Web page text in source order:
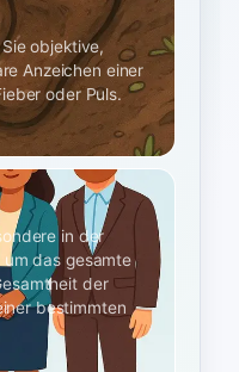
objektive,
Anzeichen einer
oder Puls.
in der
das gesamte
der
bestimmten